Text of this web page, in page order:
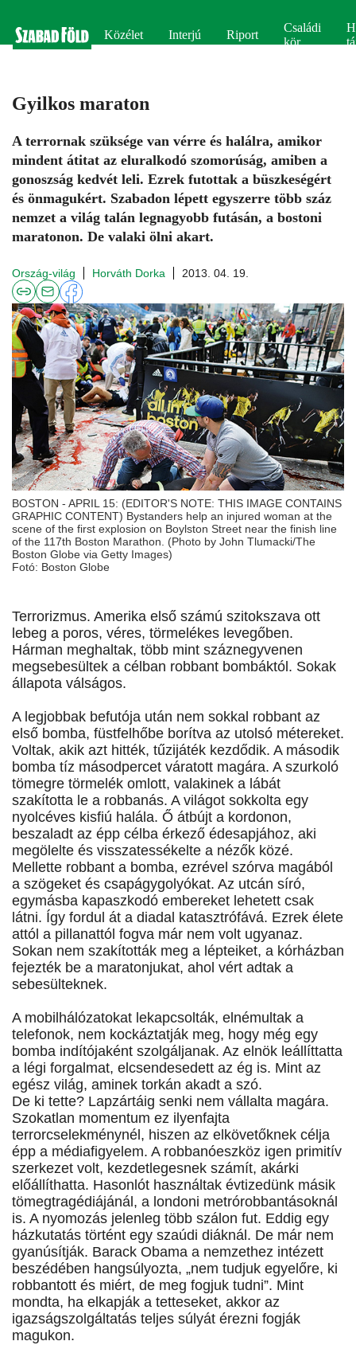
Közélet Interjú Riport
Családi
kör
Gyilkos maraton
A terrornak szüksége van vérre és halálra, amikor
mindent átitat az eluralkodó szomorúság, amiben a
gonoszság kedvét leli. Ezrek futottak a büszkeségért
és önmagukért. Szabadon lépett egyszerre több száz
nemzet a világ talán legnagyobb futásán, a bostoni
maratonon. De valaki ölni akart.
Ország-világ Horváth Dorka 2013. 04. 19.
BOSTON - APRIL 15: (EDITOR'S NOTE: THIS IMAGE CONTAINS
GRAPHIC CONTENT) Bystanders help an injured woman at the
scene of the first explosion on Boylston Street near the finish line
of the 117th Boston Marathon. (Photo by John Tlumacki/The
Boston Globe via Getty Images)
Fotó: Boston Globe
Terrorizmus. Amerika első számú szitokszava ott
lebeg a poros, véres, törmelékes levegőben.
Hárman meghaltak, több mint száznegyvenen
megsebesültek a célban robbant bombáktól. Sokak
állapota válságos.
A legjobbak befutója után nem sokkal robbant az
első bomba, füstfelhőbe borítva az utolsó métereket.
Voltak, akik azt hitték, tűzijáték kezdődik. A második
bomba tíz másodpercet váratott magára. A szurkoló
tömegre törmelék omlott, valakinek a lábát
szakította le a robbanás. A világot sokkolta egy
nyolcéves kisfiú halála. Ő átbújt a kordonon,
beszaladt az épp célba érkező édesapjához, aki
megölelte és visszatessékelte a nézők közé.
Mellette robbant a bomba, ezrével szórva magából
a szögeket és csapágygolyókat. Az utcán síró,
egymásba kapaszkodó embereket lehetett csak
látni. Így fordul át a diadal katasztrófává. Ezrek élete
attól a pillanattól fogva már nem volt ugyanaz.
Sokan nem szakították meg a lépteiket, a kórházban
fejezték be a maratonjukat, ahol vért adtak a
sebesülteknek.
A mobilhálózatokat lekapcsolták, elnémultak a
telefonok, nem kockáztatják meg, hogy még egy
bomba indítójaként szolgáljanak. Az elnök leállíttatta
a légi forgalmat, elcsendesedett az ég is. Mint az
egész világ, aminek torkán akadt a szó.
De ki tette? Lapzártáig senki nem vállalta magára.
Szokatlan momentum ez ilyenfajta
terrorcselekménynél, hiszen az elkövetőknek célja
épp a médiafigyelem. A robbanóeszköz igen primitív
szerkezet volt, kezdetlegesnek számít, akárki
előállíthatta. Hasonlót használtak évtizedünk másik
tömegtragédiájánál, a londoni metrórobbantásoknál
is. A nyomozás jelenleg több szálon fut. Eddig egy
házkutatás történt egy szaúdi diáknál. De már nem
gyanúsítják. Barack Obama a nemzethez intézett
beszédében hangsúlyozta, „nem tudjuk egyelőre, ki
robbantott és miért, de meg fogjuk tudni”. Mint
mondta, ha elkapják a tetteseket, akkor az
igazságszolgáltatás teljes súlyát érezni fogják
magukon.